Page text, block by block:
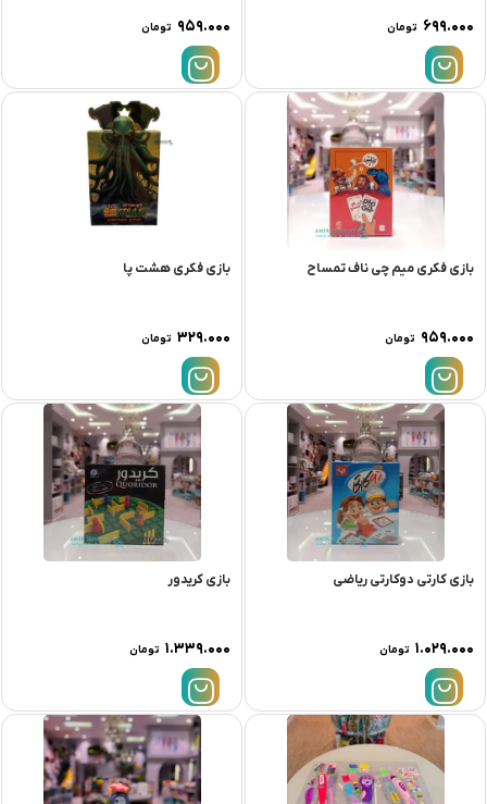
۶۹۹.۰۰۰ تومان ۹۵۹.۰۰۰ تومان
بازی فکری میم چی ناف تمساح
۹۵۹.۰۰۰ تومان
بازی فکری هشت پا
۳۲۹.۰۰۰ تومان
بازی کارتی دوکارتی ریاضی
۱.۰۲۹.۰۰۰ تومان
بازی کریدور
۱.۳۳۹.۰۰۰ تومان